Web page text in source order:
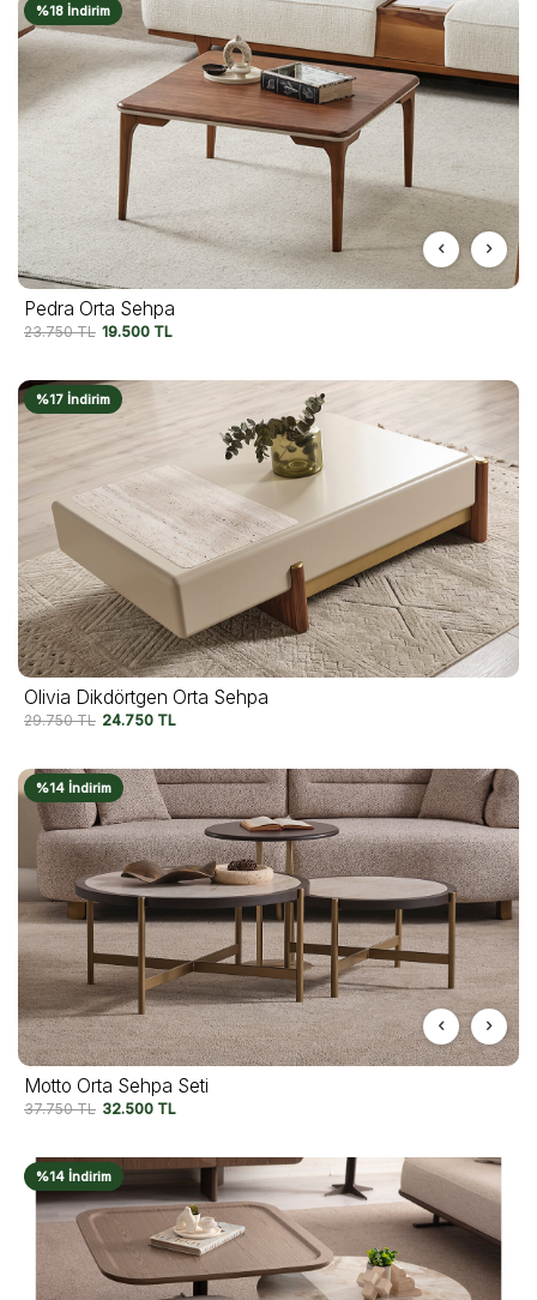
%18 İndirim
Pedra Orta Sehpa
23.750TL 19.500 TL
%17 İndirim
Olivia Dikdörtgen Orta Sehpa
29.750TL 24.750 TL
%14 İndirim
Motto Orta Sehpa Seti
37.750TL 32.500 TL
%14 İndirim